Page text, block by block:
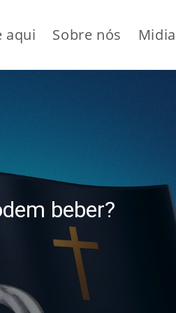
aqui Sobre nós Midia
beber?